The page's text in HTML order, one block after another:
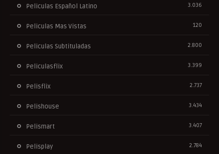
Peliculas Español Latino 3.036
Peliculas Mas Vistas 120
Peliculas Subtituladas 2.800
Peliculasflix 3.399
Pelisflix 2.737
Pelishouse 3.434
Pelismart 3.407
Pelisplay 2.784